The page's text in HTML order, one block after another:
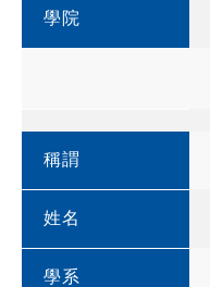
學院
稱謂
姓名
學系